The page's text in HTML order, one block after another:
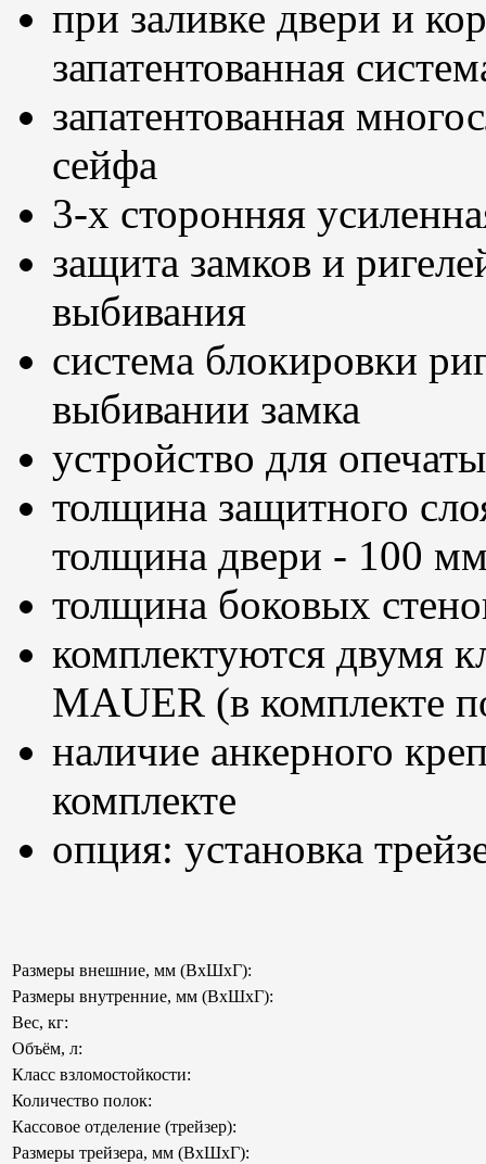
при заливке двери и
запатентованная
запатентованная
сейфа
3-х сторонняя
защита замков и
выбивания
система блокировки
выбивании замка
устройство для
толщина защитного
толщина двери - 100
толщина боковых
комплектуются двумя
MAUER (в комплекте
наличие анкерного
комплекте
опция: установка
Размеры внешние, мм (ВхШхГ):
Размеры внутренние, мм (ВхШхГ):
Вес, кг:
Объём, л:
Класс взломостойкости:
Количество полок:
Кассовое отделение (трейзер):
Размеры трейзера, мм (ВхШхГ):